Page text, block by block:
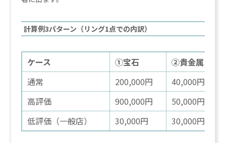
計算例3パターン（リング1点での内訳）
ケース ①宝石 ②貴金属
通常
200,000円 40,000円
高評価
900,000円 50,000円
低評価（一般店）
30,000円 30,000円